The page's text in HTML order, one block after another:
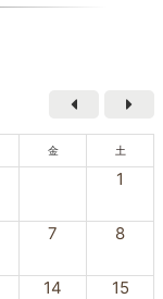
金 土
1
7 8
14 15